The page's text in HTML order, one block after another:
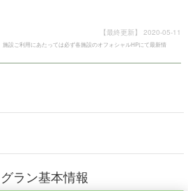
【最終更新】 2020-05-11
設ご利用にあたっては必ず各施設のオフォシャルHPにて最新情
グラン基本情報